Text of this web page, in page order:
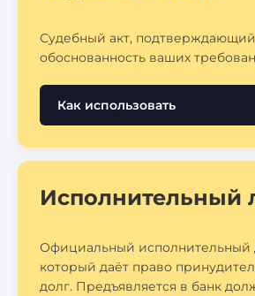
Судебный акт, подтверждающий
обоснованность ваших
Как использовать
Исполнительный
Официальный исполнительный
который даёт право
долг. Предъявляется в банк